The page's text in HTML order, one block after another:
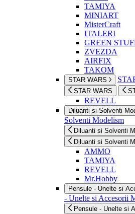
TAMIYA
MINIART
MisterCraft
ITALERI
GREEN
ZVEZDA
AIRFIX
TAKOM
STAR WARS
STAR WARS
REVELL
Diluanti si Solventi
Solventi Modelism
Diluanti si Solventi
Diluanti si Solventi
AMMO
TAMIYA
REVELL
Mr.Hobby
Pensule - Unelte si
- Unelte si Accesorii
Pensule - Unelte si